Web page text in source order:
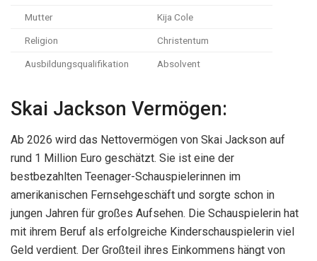
Mutter Kija Cole
Religion Christentum
Ausbildungsqualifikation Absolvent
Skai Jackson Vermögen:
Ab 2026 wird das Nettovermögen von Skai Jackson auf
rund 1 Million Euro geschätzt. Sie ist eine der
bestbezahlten Teenager-Schauspielerinnen im
amerikanischen Fernsehgeschäft und sorgte schon in
jungen Jahren für großes Aufsehen. Die Schauspielerin hat
mit ihrem Beruf als erfolgreiche Kinderschauspielerin viel
Geld verdient. Der Großteil ihres Einkommens hängt von